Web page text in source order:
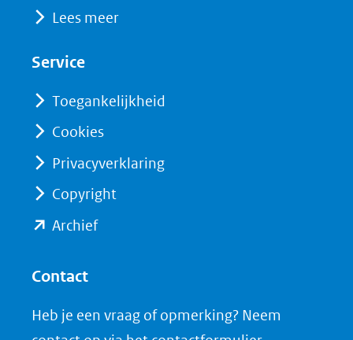
Lees meer
Service
Toegankelijkheid
Cookies
Privacyverklaring
Copyright
Archief(opent
(verwijst
Contact
Heb je een vraag of opmerking? Neem